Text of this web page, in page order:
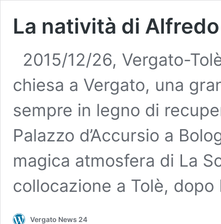
La natività di
2015/12/26, Vergato-
chiesa a Vergato, una
sempre in legno di
Palazzo d’Accursio a
magica atmosfera di La
collocazione a Tolè,
Vergato News 24